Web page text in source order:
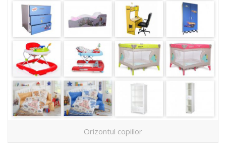
Orizontul copiilor